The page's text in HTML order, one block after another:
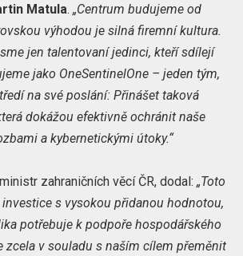
Matula. „Centrum budujeme od
výhodou je silná firemní kultura.
jen talentovaní jedinci, kteří sdílejí
jako OneSentinelOne – jeden tým,
na své poslání: Přinášet taková
dokážou efektivně ochránit naše
a kybernetickými útoky.“
zahraničních věcí ČR, dodal: „Toto
s vysokou přidanou hodnotou,
potřebuje k podpoře hospodářského
zcela v souladu s naším cílem přeměnit